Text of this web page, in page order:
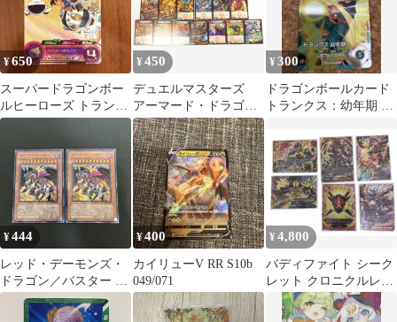
¥650
スーパードラゴンボー
ルヒーローズ トランク
ス：GT
¥450
デュエルマスターズ
アーマード・ドラゴ
ン まとめ売り ⑥
¥300
ドラゴンボールカード
トランクス：幼年期 ダ
¥444
レッド・デーモンズ・
ドラゴン／バスター 2
枚セット
¥400
カイリューV RR S10b
049/071
¥4,800
バディファイト シーク
レット クロニクルレア
カード 雷帝軍 ドラゴン
ワールド